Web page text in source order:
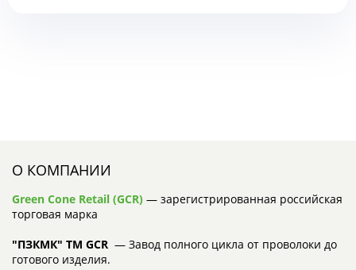
О КОМПАНИИ
Green Cone Retail (GCR) — зарегистрированная российская
торговая марка
"ПЗКМК" TM GCR — Завод полного цикла от проволоки до
готового изделия.